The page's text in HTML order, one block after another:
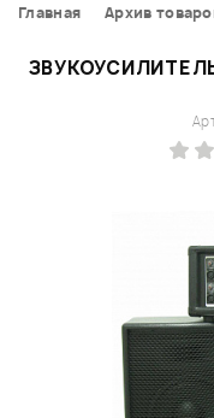
Главная Архив